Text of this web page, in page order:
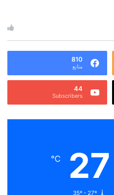
810
متابع
44
Subscribers
27
℃